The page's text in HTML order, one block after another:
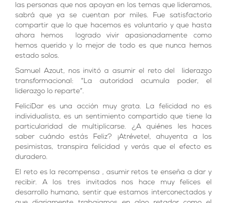
las personas que nos apoyan en los temas que lideramos,
sabrá que ya se cuentan por miles. Fue satisfactorio
compartir que lo que hacemos es voluntario y que hasta
ahora hemos logrado vivir apasionadamente como
hemos querido y lo mejor de todo es que nunca hemos
estado solos.
Samuel Azout, nos invitó a asumir el reto del liderazgo
transformacional: “La autoridad acumula poder, el
liderazgo lo reparte”.
FeliciDar es una acción muy grata. La felicidad no es
individualista, es un sentimiento compartido que tiene la
particularidad de multiplicarse. ¿A quiénes les haces
saber cuándo estás Feliz? ¡Atrévete!, ahuyenta a los
pesimistas, transpira felicidad y verás que el efecto es
duradero.
El reto es la recompensa , asumir retos te enseña a dar y
recibir. A los tres invitados nos hace muy felices el
desarrollo humano, sentir que estamos interconectados y